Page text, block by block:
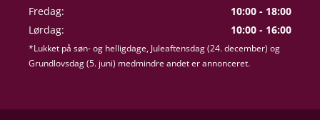
Fredag:
10:00 - 18:00
Lørdag:
10:00 - 16:00
*Lukket på søn- og helligdage, Juleaftensdag (24. december) og
Grundlovsdag (5. juni) medmindre andet er annonceret.